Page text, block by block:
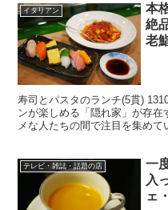
イタリアン
本
絶
老
寿司とパスタのランチ(5貫)
ンが楽しめる「隠れ家」が存
メな人たちの間で注目を集めて
テレビ・雑誌・話題の店
一
入
ェ